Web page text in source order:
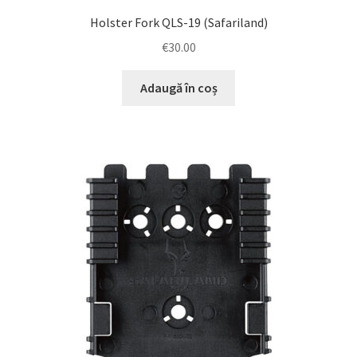
Holster Fork QLS-19 (Safariland)
€30.00
Adaugă în coș